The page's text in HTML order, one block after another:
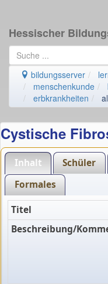
Hessischer
bildungsserver
menschenkunde
erbkrankheiten
Cystische
Inhalt Schüler
Formales
Titel
Beschreibung/